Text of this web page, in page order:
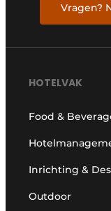
Vragen?
HOTELVAK
Food &
Inrichting &
Outdoor